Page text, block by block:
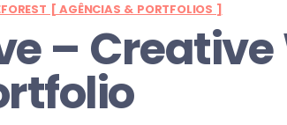
[ AGÊNCIAS & PORTFOLIOS ]
– Creative